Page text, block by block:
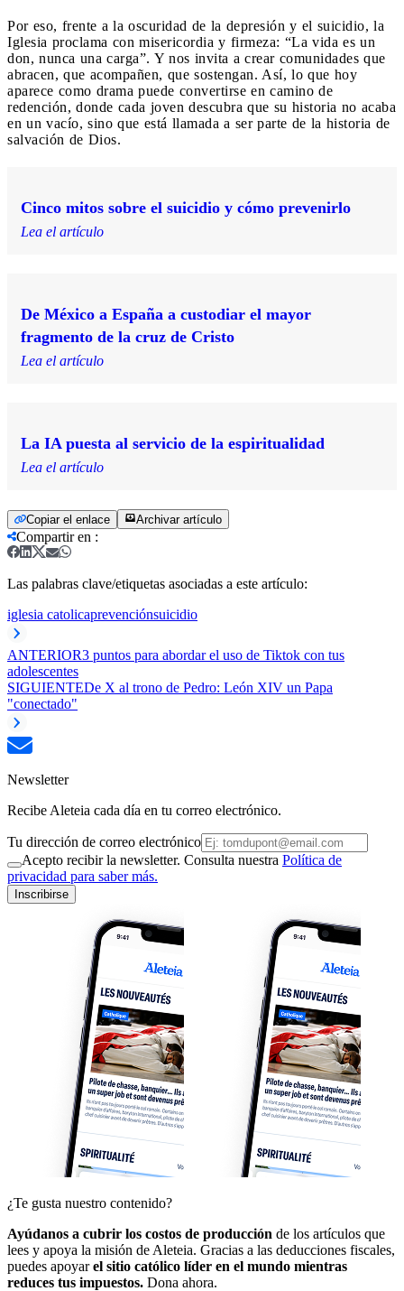
Por eso, frente a la oscuridad de la depresión y el suicidio, la
Iglesia proclama con misericordia y firmeza: “La vida es un
don, nunca una carga”. Y nos invita a crear comunidades que
abracen, que acompañen, que sostengan. Así, lo que hoy
aparece como drama puede convertirse en camino de
redención, donde cada joven descubra que su historia no acaba
en un vacío, sino que está llamada a ser parte de la historia de
salvación de Dios.
Cinco mitos sobre el suicidio y cómo prevenirlo
Lea el artículo
De México a España a custodiar el mayor
fragmento de la cruz de Cristo
Lea el artículo
La IA puesta al servicio de la espiritualidad
Lea el artículo
Copiar el enlace Archivar artículo
Compartir en :
Las palabras clave/etiquetas asociadas a este artículo:
iglesia catolicaprevenciónsuicidio
ANTERIOR3 puntos para abordar el uso de Tiktok con tus
adolescentes
SIGUIENTEDe X al trono de Pedro: León XIV un Papa
"conectado"
Newsletter
Recibe Aleteia cada día en tu correo electrónico.
Tu dirección de correo electrónico
Acepto recibir la newsletter. Consulta nuestra Política de
privacidad para saber más.
Inscribirse
¿Te gusta nuestro contenido?
Ayúdanos a cubrir los costos de producción de los artículos que
lees y apoya la misión de Aleteia. Gracias a las deducciones fiscales,
puedes apoyarel sitio católico líder en el mundo mientras
reduces tus impuestos. Dona ahora.